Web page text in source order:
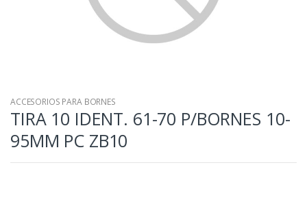
ACCESORIOS PARA BORNES
TIRA 10 IDENT. 61-70 P/BORNES 10-
95MM PC ZB10